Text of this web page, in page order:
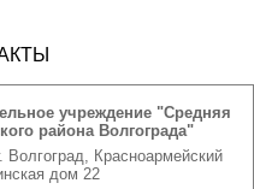
учреждение "Средняя
района Волгограда"
Волгоград, Красноармейский
дом 22